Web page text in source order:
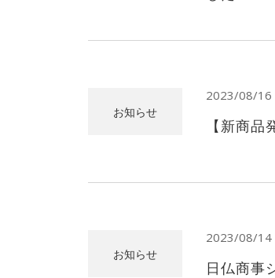
お知らせ
2023/08/16
【新商
お知らせ
2023/08/14
日仏商事